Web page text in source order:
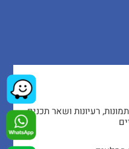
רעיונות ושאר תכנים